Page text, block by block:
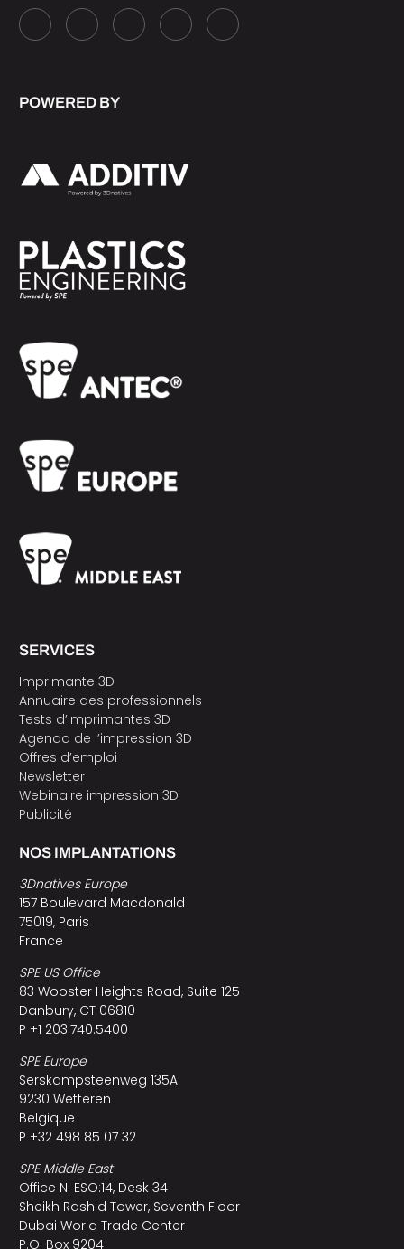
POWERED BY
SERVICES
Imprimante 3D
Annuaire des professionnels
Tests d’imprimantes 3D
Agenda de l’impression 3D
Offres d’emploi
Newsletter
Webinaire impression 3D
Publicité
NOS IMPLANTATIONS
3Dnatives Europe
157 Boulevard Macdonald
75019, Paris
France
SPE US Office
83 Wooster Heights Road, Suite 125
Danbury, CT 06810
P +1 203.740.5400
SPE Europe
Serskampsteenweg 135A
9230 Wetteren
Belgique
P +32 498 85 07 32
SPE Middle East
Office N. ESO:14, Desk 34
Sheikh Rashid Tower, Seventh Floor
Dubai World Trade Center
P.O. Box 9204